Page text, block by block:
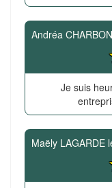
Andréa
Je suis
Maëly LAGARDE